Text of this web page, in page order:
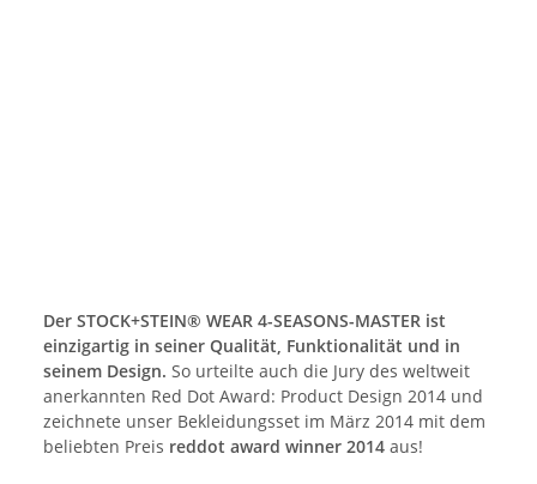
Der STOCK+STEIN® WEAR 4-SEASONS-MASTER ist
einzigartig in seiner Qualität, Funktionalität und in
seinem Design. So urteilte auch die Jury des weltweit
anerkannten Red Dot Award: Product Design 2014 und
zeichnete unser Bekleidungsset im März 2014 mit dem
beliebten Preis reddot award winner 2014 aus!